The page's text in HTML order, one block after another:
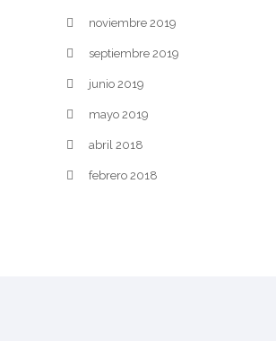
noviembre 2019
septiembre 2019
junio 2019
mayo 2019
abril 2018
febrero 2018